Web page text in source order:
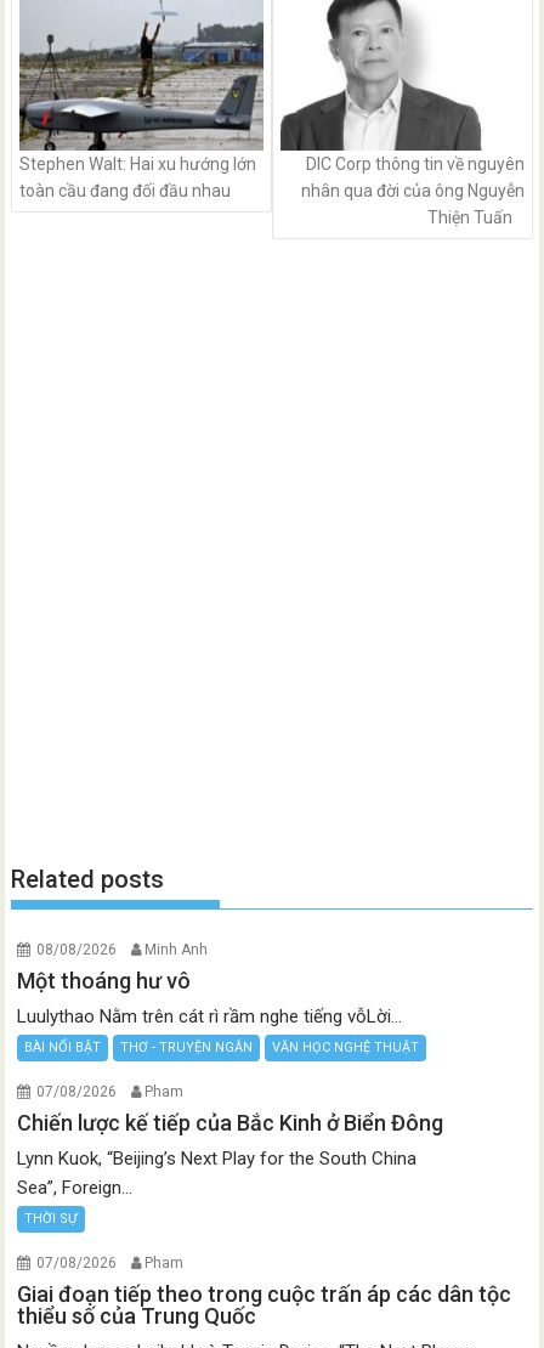
Stephen Walt: Hai xu hướng lớn
toàn cầu đang đối đầu nhau
DIC Corp thông tin về nguyên
nhân qua đời của ông Nguyễn
Thiện Tuấn
Related posts
08/08/2026 Minh Anh
Một thoáng hư vô
Luulythao Nằm trên cát rì rầm nghe tiếng vỗLời...
BÀI NỔI BẬT THƠ - TRUYỆN NGẮN VĂN HỌC NGHỆ THUẬT
07/08/2026 Pham
Chiến lược kế tiếp của Bắc Kinh ở Biển Đông
Lynn Kuok, “Beijing’s Next Play for the South China
Sea”, Foreign...
THỜI SỰ
07/08/2026 Pham
Giai đoạn tiếp theo trong cuộc trấn áp các dân tộc
thiểu số của Trung Quốc